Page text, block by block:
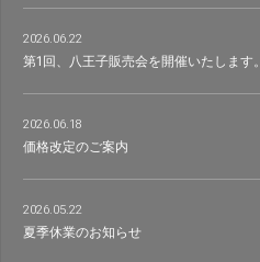
2026.06.22
第1回、八王子販売会を開催いたします。
2026.06.18
価格改定のご案内
2026.05.22
夏季休業のお知らせ